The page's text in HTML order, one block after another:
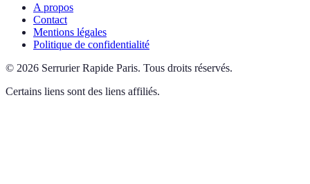
A propos
Contact
Mentions légales
Politique de confidentialité
© 2026 Serrurier Rapide Paris. Tous droits réservés.
Certains liens sont des liens affiliés.